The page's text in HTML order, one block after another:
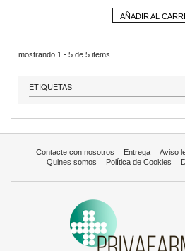
AÑADIR AL
mostrando 1 - 5 de 5 items
ETIQUETAS
Contacte con nosotros Entrega Aviso
Quines somos
Política de Cookies